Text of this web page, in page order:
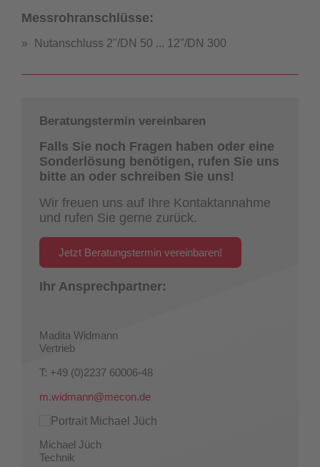
Messrohranschlüsse:
Nutanschluss 2"/DN 50 ... 12"/DN 300
Beratungstermin vereinbaren
Falls Sie noch Fragen haben oder eine
Sonderlösung benötigen, rufen Sie uns
bitte an oder schreiben Sie uns!
Wir freuen uns auf Ihre Kontaktannahme
und rufen Sie gerne zurück.
Jetzt Beratungstermin vereinbaren!
Ihr Ansprechpartner:
Madita Widmann
Vertrieb
T: +49 (0)2237 60006-48
m.widmann@mecon.de
Michael Jüch
Technik